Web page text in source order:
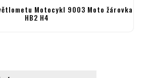
Motocykl 9003 Moto žárovka
HB2 H4